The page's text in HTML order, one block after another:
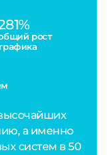
рост
а именно
систем в 50